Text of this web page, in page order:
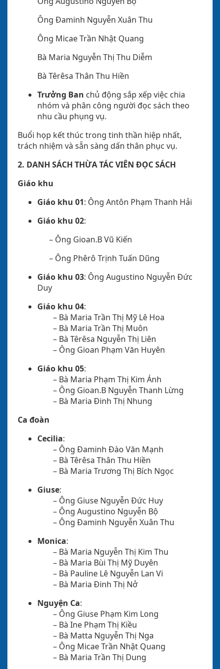
Ông Đaminh Nguyễn Xuân Thu
Ông Micae Trần Nhật Quang
Bà Maria Nguyễn Thị Thu Diễm
Bà Têrêsa Thân Thu Hiền
Trưởng Ban chủ động sắp xếp việc chia
nhóm và phân công người đọc sách theo
nhu cầu phụng vụ.
Buổi họp kết thúc trong tinh thần hiệp nhất,
trách nhiệm và sẵn sàng dấn thân phục vụ.
2. DANH SÁCH THỪA TÁC VIÊN ĐỌC SÁCH
Giáo khu
Giáo khu 01: Ông Antôn Phạm Thanh Hải
Giáo khu 02:
– Ông Gioan.B Vũ Kiến
– Ông Phêrô Trịnh Tuấn Dũng
Giáo khu 03: Ông Augustino Nguyễn Đức
Duy
Giáo khu 04:
– Bà Maria Trần Thị Mỹ Lê Hoa
– Bà Maria Trần Thị Muôn
– Bà Têrêsa Nguyễn Thị Liên
– Ông Gioan Phạm Văn Huyên
Giáo khu 05:
– Bà Maria Phạm Thị Kim Ánh
– Ông Gioan.B Nguyễn Thanh Lừng
– Bà Maria Đinh Thị Nhung
Ca đoàn
Cecilia:
– Ông Đaminh Đào Văn Mạnh
– Bà Têrêsa Thân Thu Hiền
– Bà Maria Trương Thị Bích Ngọc
Giuse:
– Ông Giuse Nguyễn Đức Huy
– Ông Augustino Nguyễn Bộ
– Ông Đaminh Nguyễn Xuân Thu
Monica:
– Bà Maria Nguyễn Thị Kim Thu
– Bà Maria Bùi Thị Mỹ Duyên
– Bà Pauline Lê Nguyễn Lan Vi
– Bà Maria Đinh Thị Nở
Nguyện Ca:
– Ông Giuse Phạm Kim Long
– Bà Ine Phạm Thị Kiều
– Bà Matta Nguyễn Thị Nga
– Ông Micae Trần Nhật Quang
– Bà Maria Trần Thị Dung